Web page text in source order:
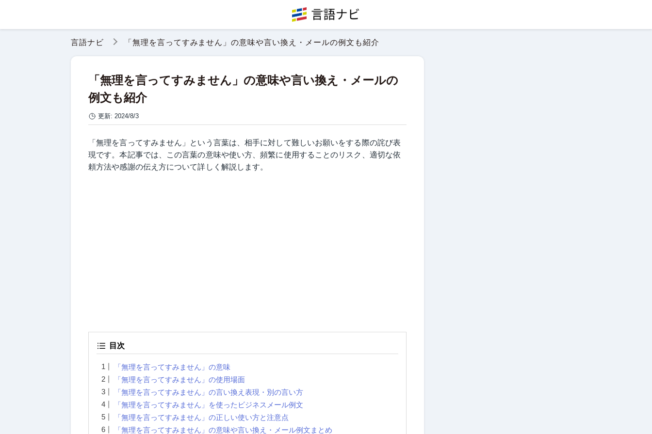
言語ナビ 「無理を言ってすみません」の意味や言い換え・メールの例文も紹介
「無理を言ってすみません」の意味や言い換え・メールの
例文も紹介
更新: 2024/8/3
「無理を言ってすみません」という言葉は、相手に対して難しいお願いをする際の詫び表
現です。本記事では、この言葉の意味や使い方、頻繁に使用することのリスク、適切な依
頼方法や感謝の伝え方について詳しく解説します。
目次
「無理を言ってすみません」の意味
「無理を言ってすみません」の使用場面
「無理を言ってすみません」の言い換え表現・別の言い方
「無理を言ってすみません」を使ったビジネスメール例文
「無理を言ってすみません」の正しい使い方と注意点
「無理を言ってすみません」の意味や言い換え・メール例文まとめ